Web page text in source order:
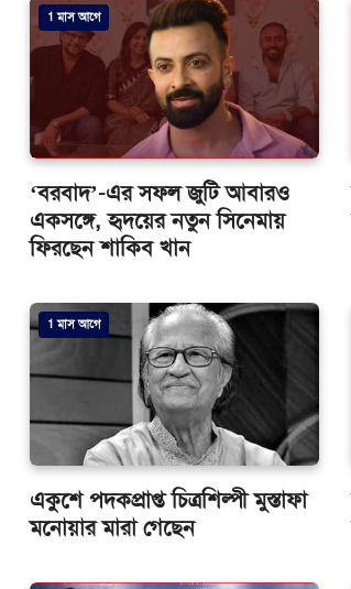
1 মাস আগে
‘বরবাদ’-এর সফল জুটি আবারও
একসঙ্গে, হৃদয়ের নতুন সিনেমায়
ফিরছেন শাকিব খান
1 মাস আগে
একুশে পদকপ্রাপ্ত চিত্রশিল্পী মুস্তাফা
মনোয়ার মারা গেছেন